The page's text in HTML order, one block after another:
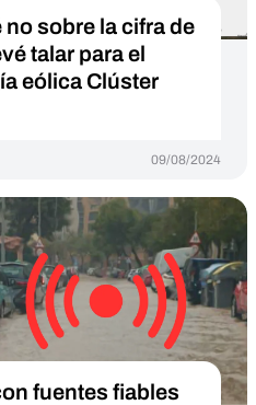
no sobre la cifra de
talar para el
eólica Clúster
09/08/2024
fuentes fiables